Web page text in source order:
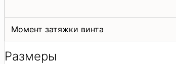
Момент затяжки винта
Размеры